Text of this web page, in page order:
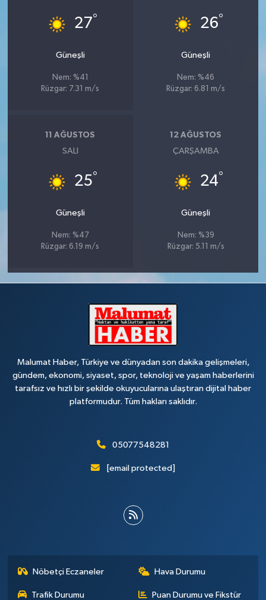
27°
Güneşli
Nem: %41
Rüzgar: 7.31 m/s
26°
Güneşli
Nem: %46
Rüzgar: 6.81 m/s
11 AĞUSTOS
SALI
25°
Güneşli
Nem: %47
Rüzgar: 6.19 m/s
12 AĞUSTOS
ÇARŞAMBA
24°
Güneşli
Nem: %39
Rüzgar: 5.11 m/s
Malumat Haber, Türkiye ve dünyadan son dakika gelişmeleri,
gündem, ekonomi, siyaset, spor, teknoloji ve yaşam haberlerini
tarafsız ve hızlı bir şekilde okuyucularına ulaştıran dijital haber
platformudur. Tüm hakları saklıdır.
05077548281
[email protected]
Nöbetçi Eczaneler Hava Durumu
Trafik Durumu Puan Durumu ve Fikstür